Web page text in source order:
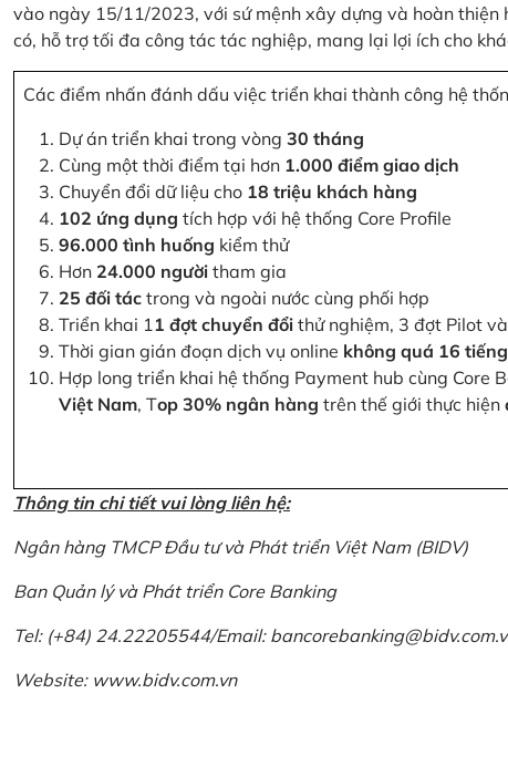
vào ngày 15/11/2023, với sứ mệnh xây dựng và hoàn
có, hỗ trợ tối đa công tác tác nghiệp, mang lại lợi ích cho
Các điểm nhấn đánh dấu việc triển khai thành công hệ
Dự án triển khai trong vòng 30 tháng
Cùng một thời điểm tại hơn 1.000 điểm giao dịch
Chuyển đổi dữ liệu cho 18 triệu khách hàng
102 ứng dụng tích hợp với hệ thống Core Profile
96.000 tình huống kiểm thử
Hơn 24.000 người tham gia
25 đối tác trong và ngoài nước cùng phối hợp
Triển khai 11 đợt chuyển đổi thử nghiệm, 3 đợt Pilot
Thời gian gián đoạn dịch vụ online không quá 16 tiếng
Hợp long triển khai hệ thống Payment hub cùng Core
Việt Nam, Top 30% ngân hàng trên thế giới thực hiện
Thông tin chi tiết vui lòng liên hệ:
Ngân hàng TMCP Đầu tư và Phát triển Việt Nam (BIDV)
Ban Quản lý và Phát triển Core Banking
Tel: (+84) 24.22205544/Email:
Website: www.bidv.com.vn